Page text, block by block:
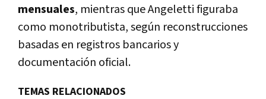
mensuales, mientras que Angeletti figuraba
como monotributista, según reconstrucciones
basadas en registros bancarios y
documentación oficial.
TEMAS RELACIONADOS